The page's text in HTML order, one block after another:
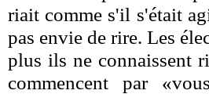
riait comme s'il s'était
pas envie de rire. Les
plus ils ne connaissent
commencent par